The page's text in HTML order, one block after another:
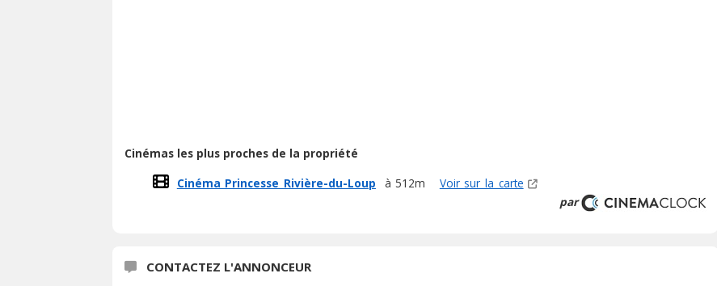
Cinémas les plus proches de la propriété
Cinéma Princesse Rivière-du-Loup
à 512m
Voir sur la carte
par
CONTACTEZ L'ANNONCEUR